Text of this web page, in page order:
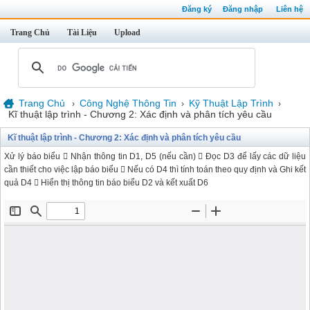
Đăng ký Đăng nhập Liên hệ
Trang Chủ Tài Liệu Upload
Trang Chủ › Công Nghệ Thông Tin › Kỹ Thuật Lập Trình ›
Kĩ thuật lập trình - Chương 2: Xác định và phân tích yêu cầu
Kĩ thuật lập trình - Chương 2: Xác định và phân tích yêu cầu
Xử lý báo biểu  Nhận thông tin D1, D5 (nếu cần)  Đọc D3 để lấy các dữ liệu
cần thiết cho việc lập báo biểu  Nếu có D4 thì tính toán theo quy định và Ghi kết
quả D4  Hiển thị thông tin báo biểu D2 và kết xuất D6